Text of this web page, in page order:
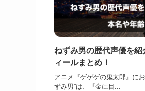
ねずみ男の歴代声優を
ィールまとめ！
アニメ『ゲゲゲの鬼太郎』に
ずみ男”は、『金に目...